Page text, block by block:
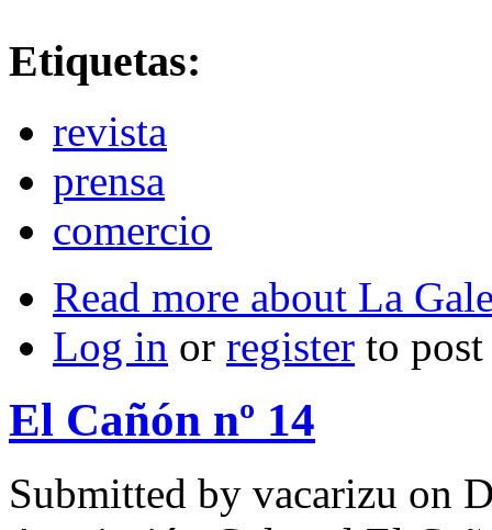
Etiquetas:
revista
prensa
comercio
Read more about La
Log in or register to
El Cañón nº 14
Submitted by vacarizu on